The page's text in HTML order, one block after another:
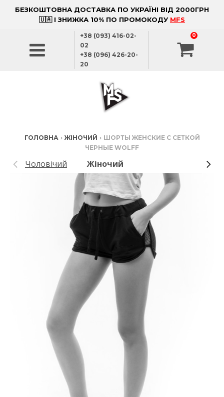
БЕЗКОШТОВНА ДОСТАВКА ПО УКРАЇНІ ВІД 2000ГРН
🇺🇦 І ЗНИЖКА 10% ПО ПРОМОКОДУ MFS
+38 (093) 416-02-
02
+38 (096) 426-20-
20
0
ГОЛОВНА › ЖІНОЧИЙ › ШОРТЫ ЖЕНСКИЕ С СЕТКОЙ
ЧЕРНЫЕ WOLFF
Чоловічий Жіночий